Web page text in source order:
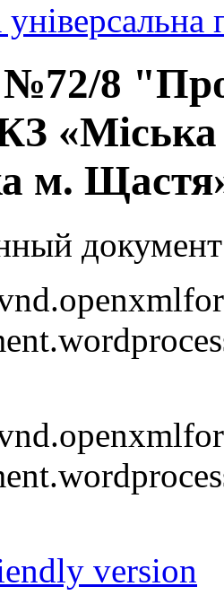
8 "Про
«Міська
м.
version